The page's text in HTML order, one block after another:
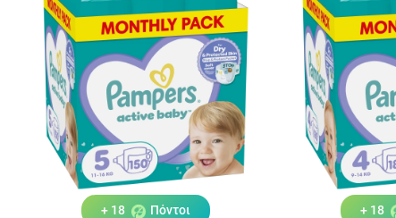
+ 18 Πόντοι + 18